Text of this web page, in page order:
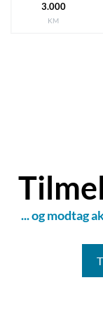
3.000
KM
... og modtag